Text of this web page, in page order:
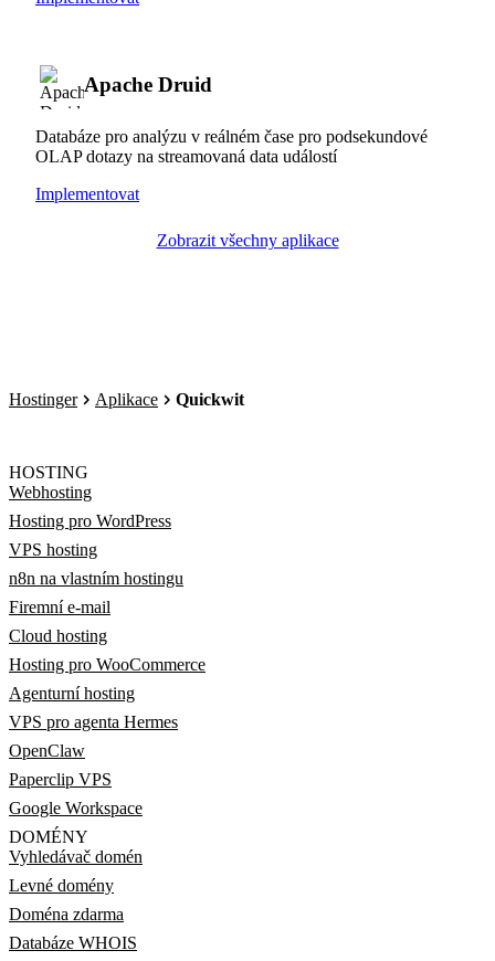
Apache Druid
Databáze pro analýzu v reálném čase pro podsekundové
OLAP dotazy na streamovaná data událostí
Implementovat
Zobrazit všechny aplikace
Hostinger Aplikace Quickwit
HOSTING
Webhosting
Hosting pro WordPress
VPS hosting
n8n na vlastním hostingu
Firemní e-mail
Cloud hosting
Hosting pro WooCommerce
Agenturní hosting
VPS pro agenta Hermes
OpenClaw
Paperclip VPS
Google Workspace
DOMÉNY
Vyhledávač domén
Levné domény
Doména zdarma
Databáze WHOIS